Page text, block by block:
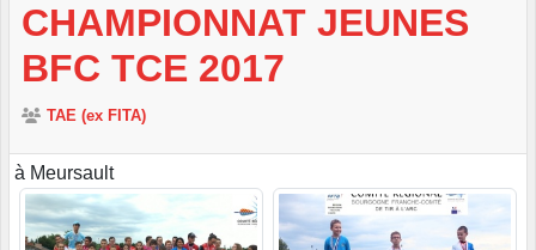
CHAMPIONNAT JEUNES
BFC TCE 2017
TAE (ex FITA)
à Meursault